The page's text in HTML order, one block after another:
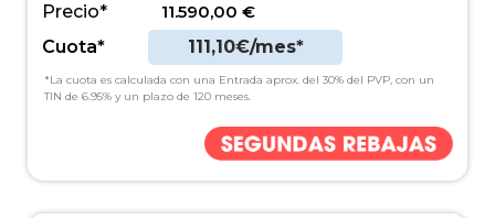
Precio* 11.590,00 €
Cuota*
111,10€/mes*
*La cuota es calculada con una Entrada aprox. del 30% del PVP, con un
TIN de 6.95% y un plazo de 120 meses.